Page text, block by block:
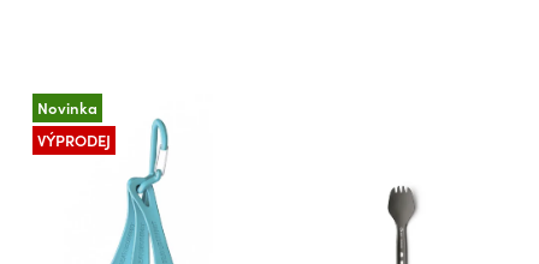
Novinka
VÝPRODEJ